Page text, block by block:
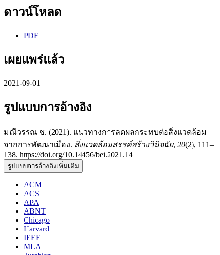
ดาวน์โหลด
PDF
เผยแพร่แล้ว
2021-09-01
รูปแบบการอ้างอิง
มณีวรรณ ช. (2021). แนวทางการลดผลกระทบต่อสิ่งแวดล้อม
จากการพัฒนาเมือง. สิ่งแวดล้อมสรรค์สร้างวินิจฉัย, 20(2), 111–
138. https://doi.org/10.14456/bei.2021.14
รูปแบบการอ้างอิงเพิ่มเติม
ACM
ACS
APA
ABNT
Chicago
Harvard
IEEE
MLA